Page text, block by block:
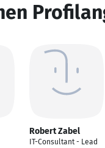
Robert Zabel
IT-Consultant - Lead